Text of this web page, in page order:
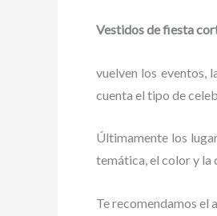
Vestidos de fiesta
vuelven los eventos,
cuenta el tipo de
Últimamente los
temática, el color y la
Te recomendamos el